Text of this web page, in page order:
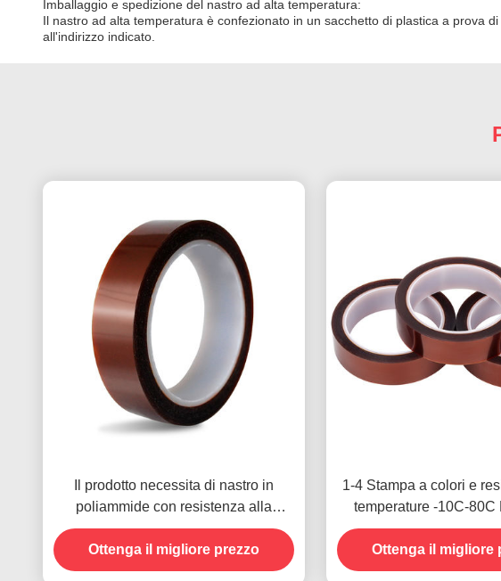
Imballaggio e spedizione del nastro ad alta temperatura:
Il nastro ad alta temperatura è confezionato in un sacchetto di plastica a prova
all'indirizzo indicato.
Il prodotto necessita di nastro in
poliammide con resistenza alla
tensione di 1000V
Ottenga il migliore prezzo
1-4 Stampa a colori e
temperature -10C-80C
pagamento con carta di
modelli
Ottenga il migliore